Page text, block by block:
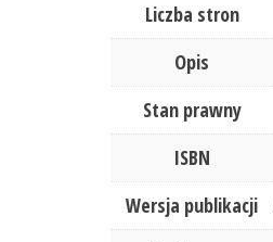
Liczba stron
Opis
Stan prawny
ISBN
Wersja publikacji